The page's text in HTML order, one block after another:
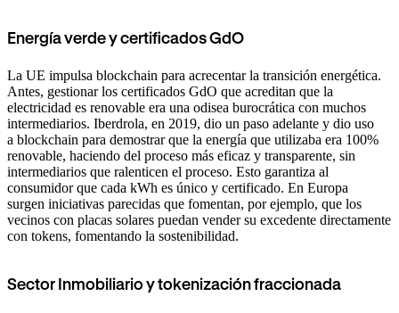
Energía verde y certificados GdO
La UE impulsa blockchain para acrecentar la transición energética.
Antes, gestionar los certificados GdO que acreditan que la
electricidad es renovable era una odisea burocrática con muchos
intermediarios. Iberdrola, en 2019, dio un paso adelante y dio uso
a blockchain para demostrar que la energía que utilizaba era 100%
renovable, haciendo del proceso más eficaz y transparente, sin
intermediarios que ralenticen el proceso. Esto garantiza al
consumidor que cada kWh es único y certificado. En Europa
surgen iniciativas parecidas que fomentan, por ejemplo, que los
vecinos con placas solares puedan vender su excedente directamente
con tokens, fomentando la sostenibilidad.
Sector Inmobiliario y tokenización fraccionada